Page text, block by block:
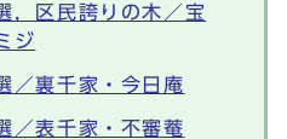
，区民誇りの木／宝
ジ
／裏千家・今日庵
／表千家・不審菴